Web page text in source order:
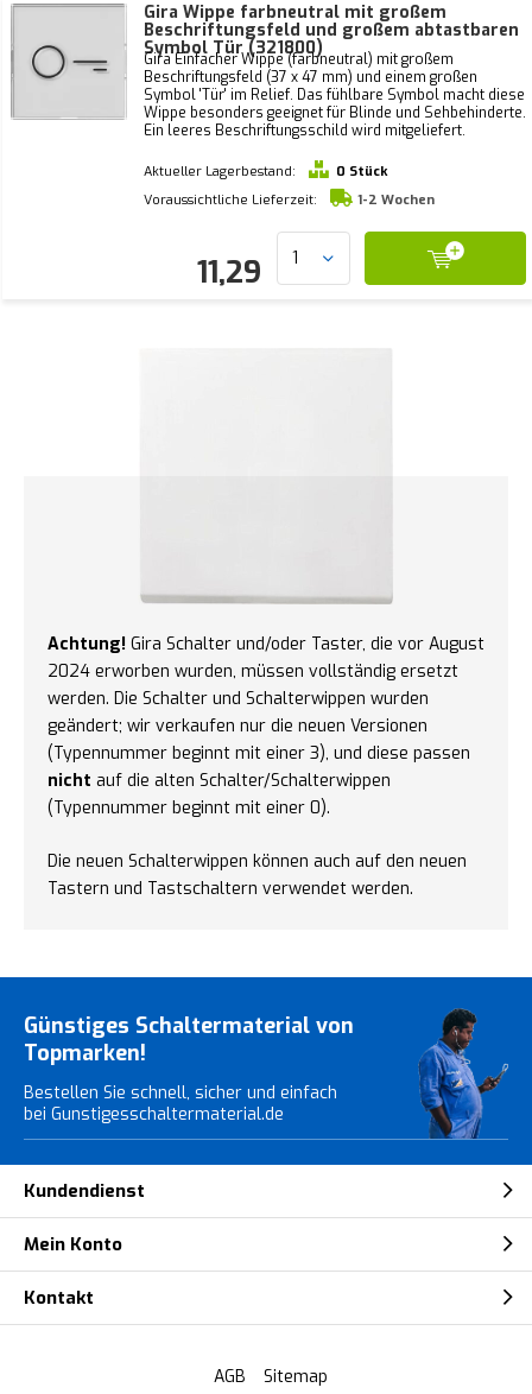
Gira Wippe farbneutral mit großem
Beschriftungsfeld und großem abtastbaren
Symbol Tür (321800)
Gira Einfacher Wippe (farbneutral) mit großem
Beschriftungsfeld (37 x 47 mm) und einem großen
Symbol 'Tür' im Relief. Das fühlbare Symbol macht diese
Wippe besonders geeignet für Blinde und Sehbehinderte.
Ein leeres Beschriftungsschild wird mitgeliefert.
Aktueller Lagerbestand:
0 Stück
Voraussichtliche Lieferzeit:
1-2 Wochen
11,29
Achtung! Gira Schalter und/oder Taster, die vor August
2024 erworben wurden, müssen vollständig ersetzt
werden. Die Schalter und Schalterwippen wurden
geändert; wir verkaufen nur die neuen Versionen
(Typennummer beginnt mit einer 3), und diese passen
nicht auf die alten Schalter/Schalterwippen
(Typennummer beginnt mit einer 0).
Die neuen Schalterwippen können auch auf den neuen
Tastern und Tastschaltern verwendet werden.
Günstiges Schaltermaterial von
Topmarken!
Bestellen Sie schnell, sicher und einfach
bei Gunstigesschaltermaterial.de
Kundendienst
Mein Konto
Kontakt
AGB Sitemap